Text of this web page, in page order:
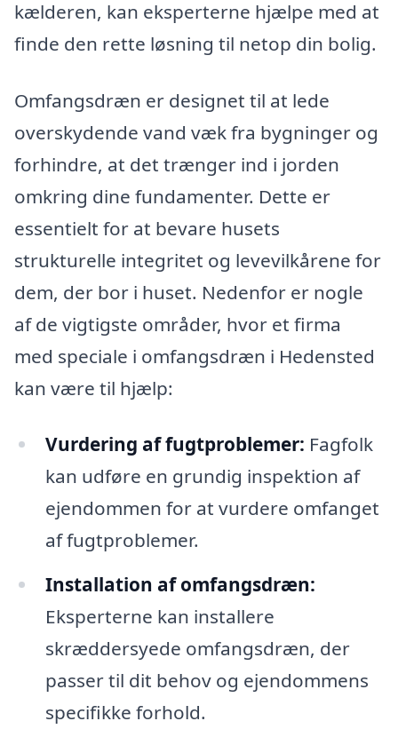
kælderen, kan eksperterne hjælpe med at
finde den rette løsning til netop din bolig.
Omfangsdræn er designet til at lede
overskydende vand væk fra bygninger og
forhindre, at det trænger ind i jorden
omkring dine fundamenter. Dette er
essentielt for at bevare husets
strukturelle integritet og levevilkårene for
dem, der bor i huset. Nedenfor er nogle
af de vigtigste områder, hvor et firma
med speciale i omfangsdræn i Hedensted
kan være til hjælp:
Vurdering af fugtproblemer: Fagfolk
kan udføre en grundig inspektion af
ejendommen for at vurdere omfanget
af fugtproblemer.
Installation af omfangsdræn:
Eksperterne kan installere
skræddersyede omfangsdræn, der
passer til dit behov og ejendommens
specifikke forhold.